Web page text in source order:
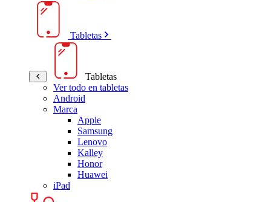
Tabletas
Tabletas
Ver todo en tabletas
Android
Marca
Apple
Samsung
Lenovo
Kalley
Honor
Huawei
iPad